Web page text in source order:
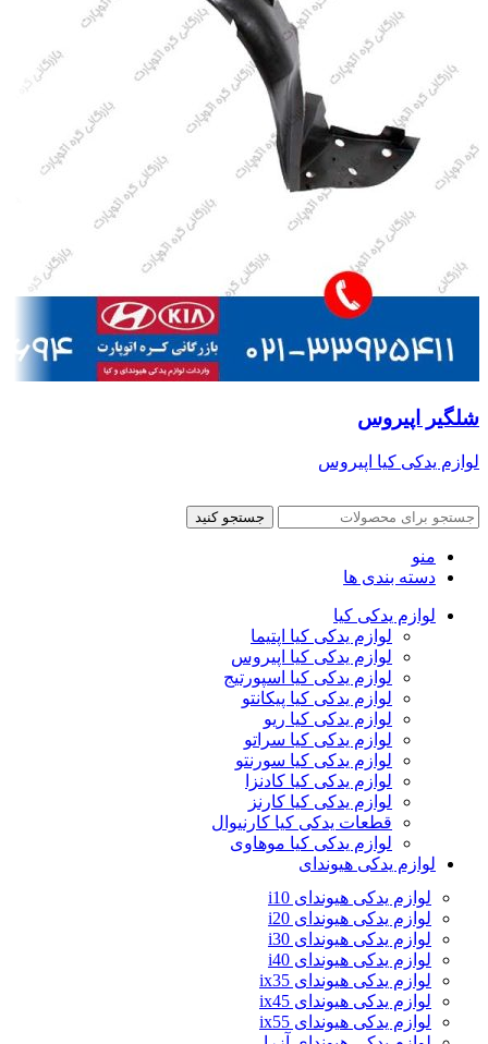
شلگیر اپیروس
لوازم یدکی کیا اپیروس
جستجو کنید
منو
دسته بندی ها
لوازم یدکی کیا
لوازم یدکی کیا اپتیما
لوازم یدکی کیا اپیروس
لوازم یدکی کیا اسپورتیج
لوازم یدکی کیا پیکانتو
لوازم یدکی کیا ریو
لوازم یدکی کیا سراتو
لوازم یدکی کیا سورنتو
لوازم یدکی کیا کادنزا
لوازم یدکی کیا کارنز
قطعات یدکی کیا کارنیوال
لوازم یدکی کیا موهاوی
لوازم یدکی هیوندای
لوازم یدکی هیوندای i10
لوازم یدکی هیوندای i20
لوازم یدکی هیوندای i30
لوازم یدکی هیوندای i40
لوازم یدکی هیوندای ix35
لوازم یدکی هیوندای ix45
لوازم یدکی هیوندای ix55